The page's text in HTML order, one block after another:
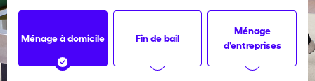
Ménage à domicile Fin de bail
Ménage
d'entreprises